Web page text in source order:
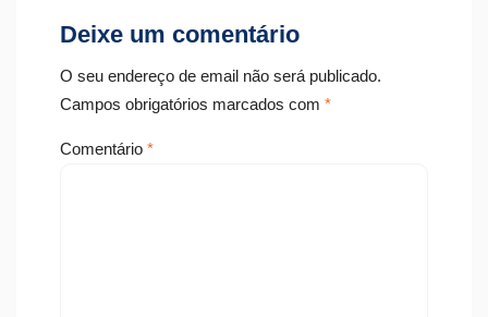
Deixe um comentário
O seu endereço de email não será publicado.
Campos obrigatórios marcados com *
Comentário *